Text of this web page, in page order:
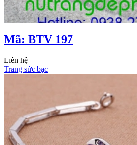
Mã: BTV 197
Liên hệ
Trang sức bạc